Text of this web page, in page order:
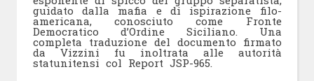
guidato dalla mafia e di ispirazione filo-
americana, conosciuto come Fronte
Democratico d’Ordine Siciliano. Una
completa traduzione del documento firmato
da Vizzini fu inoltrata alle autorità
statunitensi col Report JSP-965.